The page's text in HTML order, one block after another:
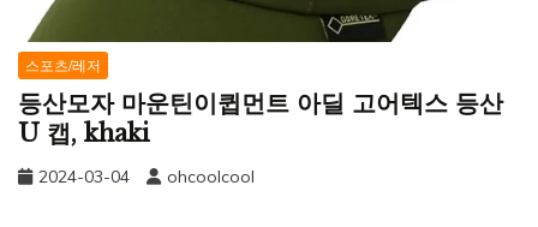
스포츠/레저
등산모자 마운틴이큅먼트 아딜 고어텍스 등산
U 캡, khaki
2024-03-04 ohcoolcool